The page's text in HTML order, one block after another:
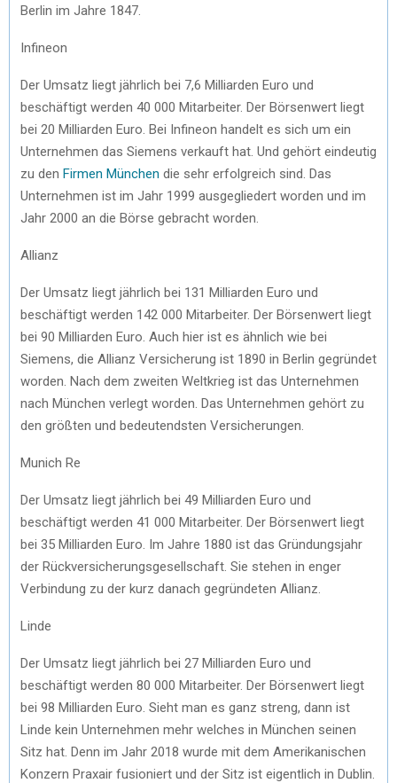
Berlin im Jahre 1847.
Infineon
Der Umsatz liegt jährlich bei 7,6 Milliarden Euro und
beschäftigt werden 40 000 Mitarbeiter. Der Börsenwert liegt
bei 20 Milliarden Euro. Bei Infineon handelt es sich um ein
Unternehmen das Siemens verkauft hat. Und gehört eindeutig
zu den Firmen München die sehr erfolgreich sind. Das
Unternehmen ist im Jahr 1999 ausgegliedert worden und im
Jahr 2000 an die Börse gebracht worden.
Allianz
Der Umsatz liegt jährlich bei 131 Milliarden Euro und
beschäftigt werden 142 000 Mitarbeiter. Der Börsenwert liegt
bei 90 Milliarden Euro. Auch hier ist es ähnlich wie bei
Siemens, die Allianz Versicherung ist 1890 in Berlin gegründet
worden. Nach dem zweiten Weltkrieg ist das Unternehmen
nach München verlegt worden. Das Unternehmen gehört zu
den größten und bedeutendsten Versicherungen.
Munich Re
Der Umsatz liegt jährlich bei 49 Milliarden Euro und
beschäftigt werden 41 000 Mitarbeiter. Der Börsenwert liegt
bei 35 Milliarden Euro. Im Jahre 1880 ist das Gründungsjahr
der Rückversicherungsgesellschaft. Sie stehen in enger
Verbindung zu der kurz danach gegründeten Allianz.
Linde
Der Umsatz liegt jährlich bei 27 Milliarden Euro und
beschäftigt werden 80 000 Mitarbeiter. Der Börsenwert liegt
bei 98 Milliarden Euro. Sieht man es ganz streng, dann ist
Linde kein Unternehmen mehr welches in München seinen
Sitz hat. Denn im Jahr 2018 wurde mit dem Amerikanischen
Konzern Praxair fusioniert und der Sitz ist eigentlich in Dublin.